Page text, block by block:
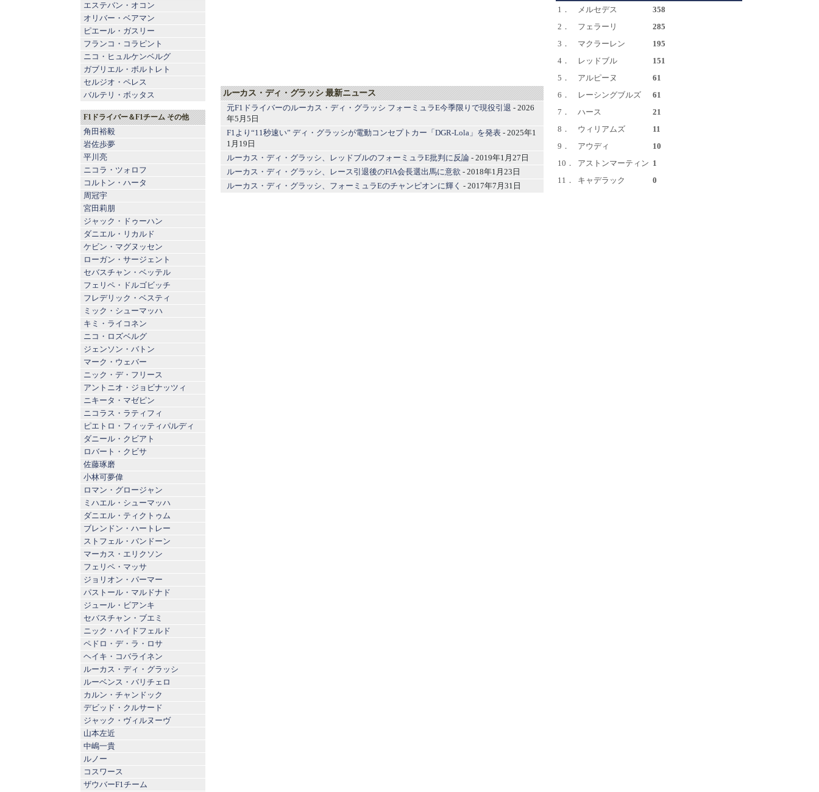
ルーカス・ディ・グラッシ 最新ニュース
元F1ドライバーのルーカス・ディ・グラッシ フォーミュラE今季限りで現役引退 - 2026
年5月5日
F1より“11秒速い” ディ・グラッシが電動コンセプトカー「DGR-Lola」を発表 - 2025年1
1月19日
ルーカス・ディ・グラッシ、レッドブルのフォーミュラE批判に反論 - 2019年1月27日
ルーカス・ディ・グラッシ、レース引退後のFIA会長選出馬に意欲 - 2018年1月23日
ルーカス・ディ・グラッシ、フォーミュラEのチャンピオンに輝く - 2017年7月31日
エステバン・オコン
オリバー・ベアマン
ピエール・ガスリー
フランコ・コラピント
ニコ・ヒュルケンベルグ
ガブリエル・ボルトレト
セルジオ・ペレス
バルテリ・ボッタス
F1ドライバー＆F1チーム その他
角田裕毅
岩佐歩夢
平川亮
ニコラ・ツォロフ
コルトン・ハータ
周冠宇
宮田莉朋
ジャック・ドゥーハン
ダニエル・リカルド
ケビン・マグヌッセン
ローガン・サージェント
セバスチャン・ベッテル
フェリペ・ドルゴビッチ
フレデリック・ベスティ
ミック・シューマッハ
キミ・ライコネン
ニコ・ロズベルグ
ジェンソン・バトン
マーク・ウェバー
ニック・デ・フリース
アントニオ・ジョビナッツィ
ニキータ・マゼピン
ニコラス・ラティフィ
ピエトロ・フィッティパルディ
ダニール・クビアト
ロバート・クビサ
佐藤琢磨
小林可夢偉
ロマン・グロージャン
ミハエル・シューマッハ
ダニエル・ティクトゥム
ブレンドン・ハートレー
ストフェル・バンドーン
マーカス・エリクソン
フェリペ・マッサ
ジョリオン・パーマー
パストール・マルドナド
ジュール・ビアンキ
セバスチャン・ブエミ
ニック・ハイドフェルド
ペドロ・デ・ラ・ロサ
ヘイキ・コバライネン
ルーカス・ディ・グラッシ
ルーベンス・バリチェロ
カルン・チャンドック
デビッド・クルサード
ジャック・ヴィルヌーヴ
山本左近
中嶋一貴
ルノー
コスワース
ザウバーF1チーム
1．
メルセデス
358
2．
フェラーリ
285
3．
マクラーレン
195
4．
レッドブル
151
5．
アルピーヌ
61
6．
レーシングブルズ
61
7．
ハース
21
8．
ウィリアムズ
11
9．
アウディ
10
10．
アストンマーティン 1
11．
キャデラック 0